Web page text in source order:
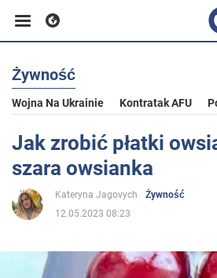
Biznes
Sport
Rozrywka
Żywność
Wojna Na Ukrainie Kontratak AFU
Jak zrobić płatki
szara owsianka
Kateryna Jagovych
Żywność
12.05.2023 08:23